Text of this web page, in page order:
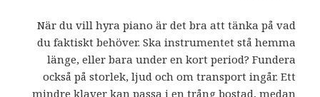
När du vill hyra piano är det bra att tänka på vad
du faktiskt behöver. Ska instrumentet stå hemma
länge, eller bara under en kort period? Fundera
också på storlek, ljud och om transport ingår. Ett
mindre klaver kan passa i en trång bostad, medan